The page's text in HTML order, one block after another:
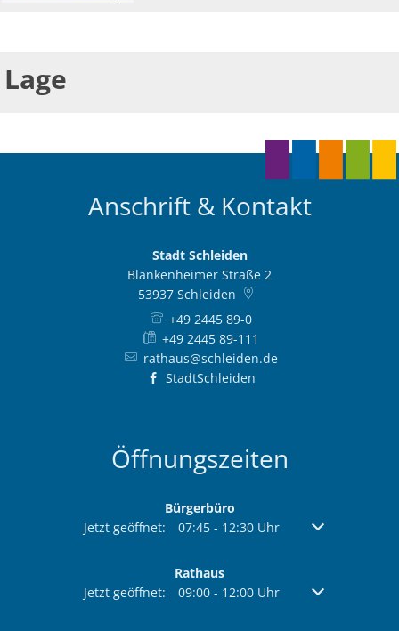
Lage
Anschrift & Kontakt
Stadt Schleiden
Blankenheimer Straße 2
53937 Schleiden
+49 2445 89-0
+49 2445 89-111
rathaus@schleiden.de
StadtSchleiden
Öffnungszeiten
Bürgerbüro
Klicken, um weitere Öffnungs- oder Schließzeiten
Jetzt geöffnet: 07:45- 12:30Uhr Von 07:45 bis
Rathaus
Klicken, um weitere Öffnungs- oder Schließzeiten
Jetzt geöffnet: 09:00- 12:00Uhr Von 09:00 bis